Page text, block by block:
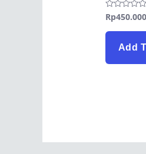
Rated
0
out
Rp450.000
Add